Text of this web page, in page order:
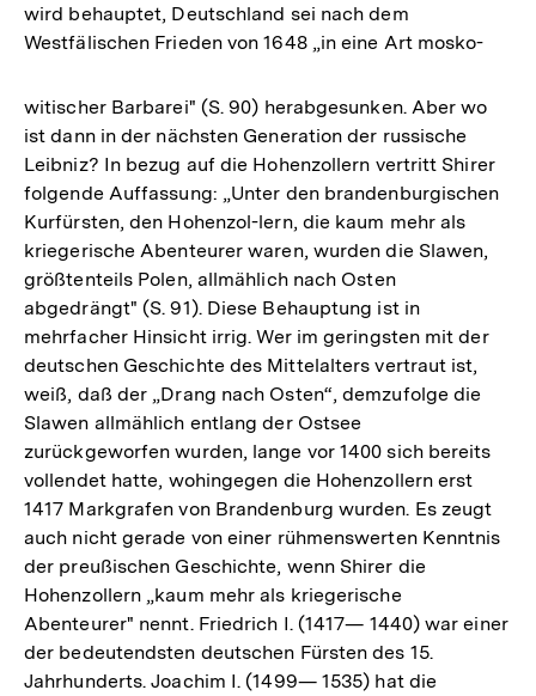
wird behauptet, Deutschland sei nach dem
Westfälischen Frieden von 1648 „in eine Art mosko-
witischer Barbarei" (S. 90) herabgesunken. Aber wo
ist dann in der nächsten Generation der russische
Leibniz? In bezug auf die Hohenzollern vertritt Shirer
folgende Auffassung: „Unter den brandenburgischen
Kurfürsten, den Hohenzol-lern, die kaum mehr als
kriegerische Abenteurer waren, wurden die Slawen,
größtenteils Polen, allmählich nach Osten
abgedrängt" (S. 91). Diese Behauptung ist in
mehrfacher Hinsicht irrig. Wer im geringsten mit der
deutschen Geschichte des Mittelalters vertraut ist,
weiß, daß der „Drang nach Osten“, demzufolge die
Slawen allmählich entlang der Ostsee
zurückgeworfen wurden, lange vor 1400 sich bereits
vollendet hatte, wohingegen die Hohenzollern erst
1417 Markgrafen von Brandenburg wurden. Es zeugt
auch nicht gerade von einer rühmenswerten Kenntnis
der preußischen Geschichte, wenn Shirer die
Hohenzollern „kaum mehr als kriegerische
Abenteurer" nennt. Friedrich I. (1417— 1440) war einer
der bedeutendsten deutschen Fürsten des 15.
Jahrhunderts. Joachim I. (1499— 1535) hat die